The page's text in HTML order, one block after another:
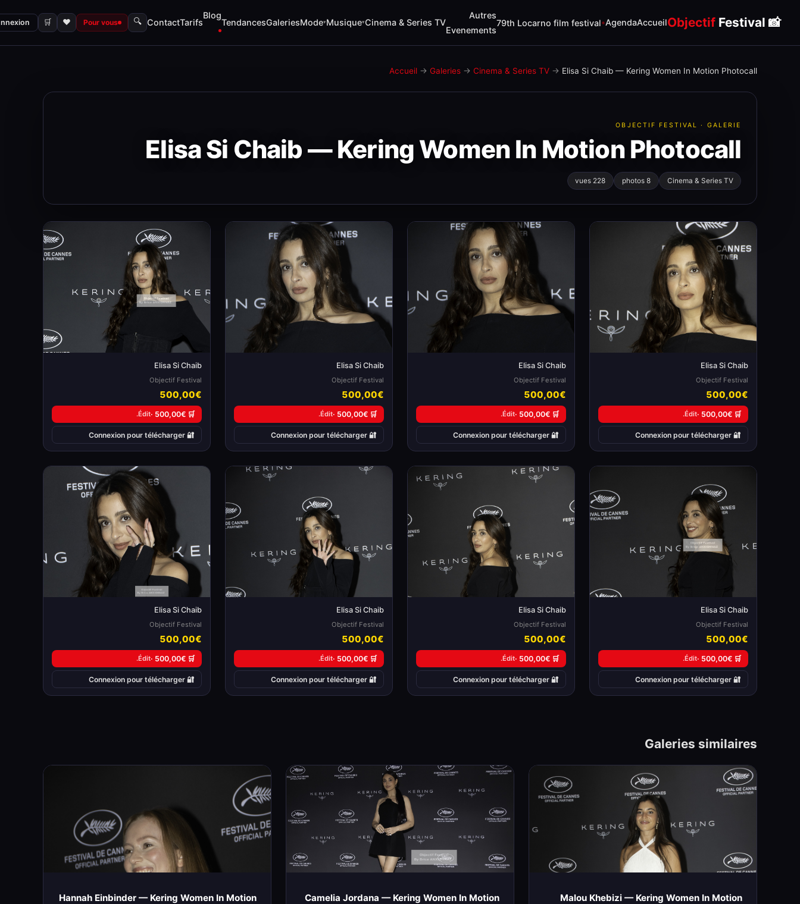
📸
Objectif Festival
Accueil
Agenda
79th Locarno film festival
Autres
Evenements
Cinema & Series TV
▾
Musique
▾
Mode
Galeries
Tendances
Blog
Tarifs
Contact
🔍
Pour vous
♥
🛒
Accueil → Galeries → Cinema & Series TV → Elisa Si Chaib — Kering Women In Motion Photocall
OBJECTIF FESTIVAL · GALERIE
Elisa Si Chaib — Kering Women In Motion Photocall
Cinema & Series TV
8 photos
228 vues
Elisa Si Chaib
Objectif Festival
500,00€
🛒 500,00€ ·
Édit.
🔐 Connexion pour télécharger
Elisa Si Chaib
Objectif Festival
500,00€
🛒 500,00€ ·
Édit.
🔐 Connexion pour télécharger
Elisa Si Chaib
Objectif Festival
500,00€
🛒 500,00€ ·
Édit.
🔐 Connexion pour télécharger
Elisa Si Chaib
Objectif Festival
500,00€
🛒 500,00€ ·
Édit.
🔐 Connexion pour télécharger
Elisa Si Chaib
Objectif Festival
500,00€
🛒 500,00€ ·
Édit.
🔐 Connexion pour télécharger
Elisa Si Chaib
Objectif Festival
500,00€
🛒 500,00€ ·
Édit.
🔐 Connexion pour télécharger
Elisa Si Chaib
Objectif Festival
500,00€
🛒 500,00€ ·
Édit.
🔐 Connexion pour télécharger
Elisa Si Chaib
Objectif Festival
500,00€
🛒 500,00€ ·
Édit.
🔐 Connexion pour télécharger
Galeries similaires
Malou Khebizi — Kering Women In Motion
Camelia Jordana — Kering Women In Motion
Hannah Einbinder — Kering Women In Motion